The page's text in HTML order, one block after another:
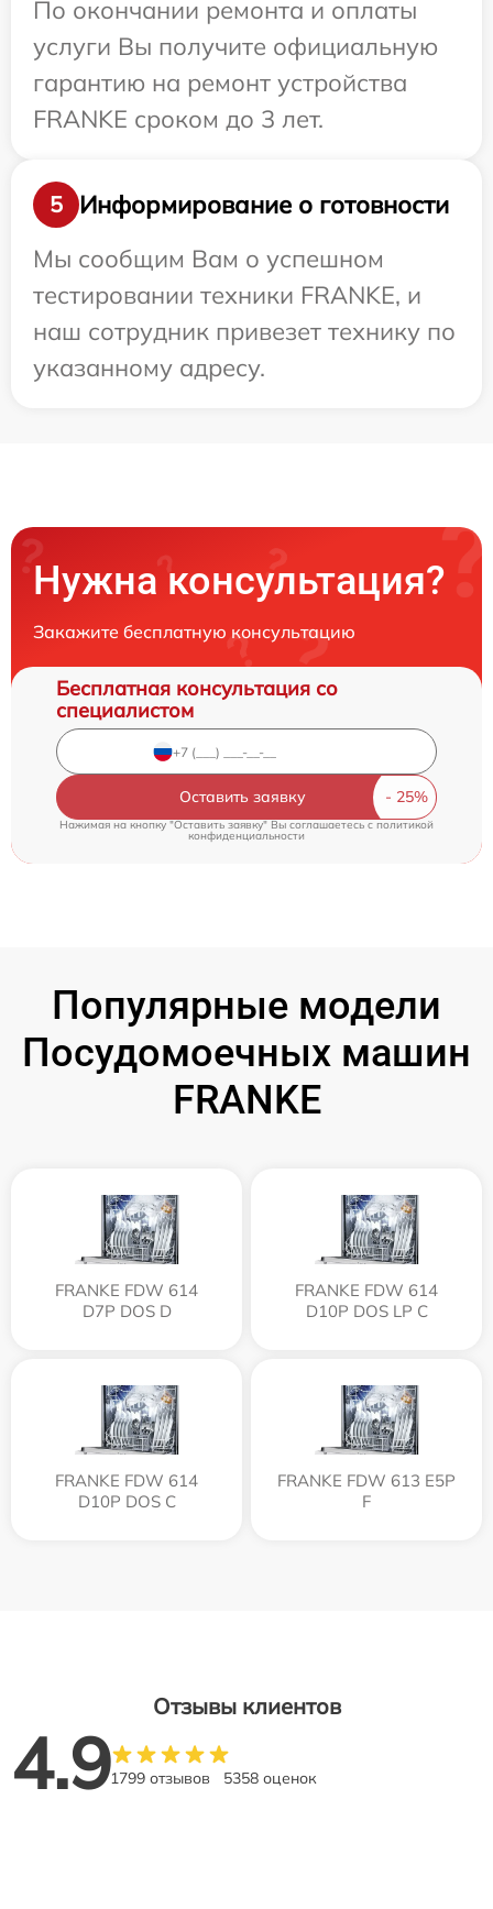
По окончании ремонта и оплаты
услуги Вы получите официальную
гарантию на ремонт устройства
FRANKE сроком до 3 лет.
5
Информирование о готовности
Мы сообщим Вам о успешном
тестировании техники FRANKE, и
наш сотрудник привезет технику по
указанному адресу.
Нужна консультация?
Закажите бесплатную консультацию
Бесплатная консультация со
специалистом
Оставить заявку
Нажимая на кнопку "Оставить заявку" Вы соглашаетесь c политикой
конфиденциальности
Популярные модели
Посудомоечных машин
FRANKE
FRANKE FDW 614
D7P DOS D
FRANKE FDW 614
D10P DOS LP C
FRANKE FDW 614
D10P DOS C
FRANKE FDW 613 E5P
F
Отзывы клиентов
4.91799 отзывов 5358 оценок